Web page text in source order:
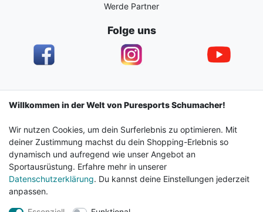
Werde Partner
Folge uns
Impressum Daten­schutz­erklärung AGB
Barrierefreiheitserklärung Widerrufs­recht
Vertrag widerrufen Kontakt
Willkommen in der Welt von Puresports Schumacher!
Wir nutzen Cookies, um dein Surferlebnis zu optimieren. Mit
deiner Zustimmung machst du dein Shopping-Erlebnis so
dynamisch und aufregend wie unser Angebot an
Sportausrüstung. Erfahre mehr in unserer
Datenschutzerklärung. Du kannst deine Einstellungen jederzeit
anpassen.